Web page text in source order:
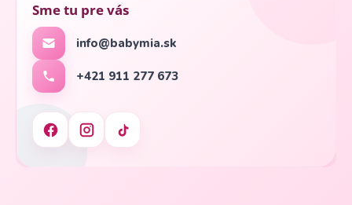
Sme tu pre vás
info@babymia.sk
+421 911 277 673